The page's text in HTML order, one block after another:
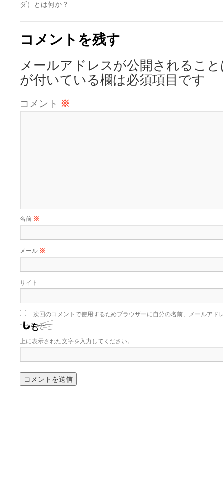
ダ）とは何か？
コメントを残す
メールアドレスが公開されるこ
が付いている欄は必須項目です
コメント ※
名前 ※
メール ※
サイト
次回のコメントで使用するためブラウザーに自分の名前、メールアド
上に表示された文字を入力してください。